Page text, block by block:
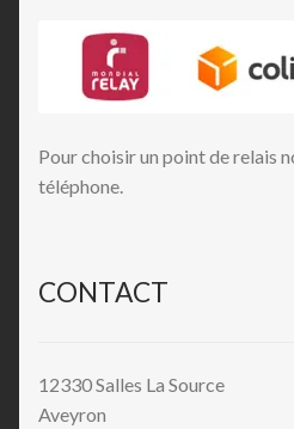
Pour choisir un point de relais
téléphone.
CONTACT
12330 Salles La Source
Aveyron